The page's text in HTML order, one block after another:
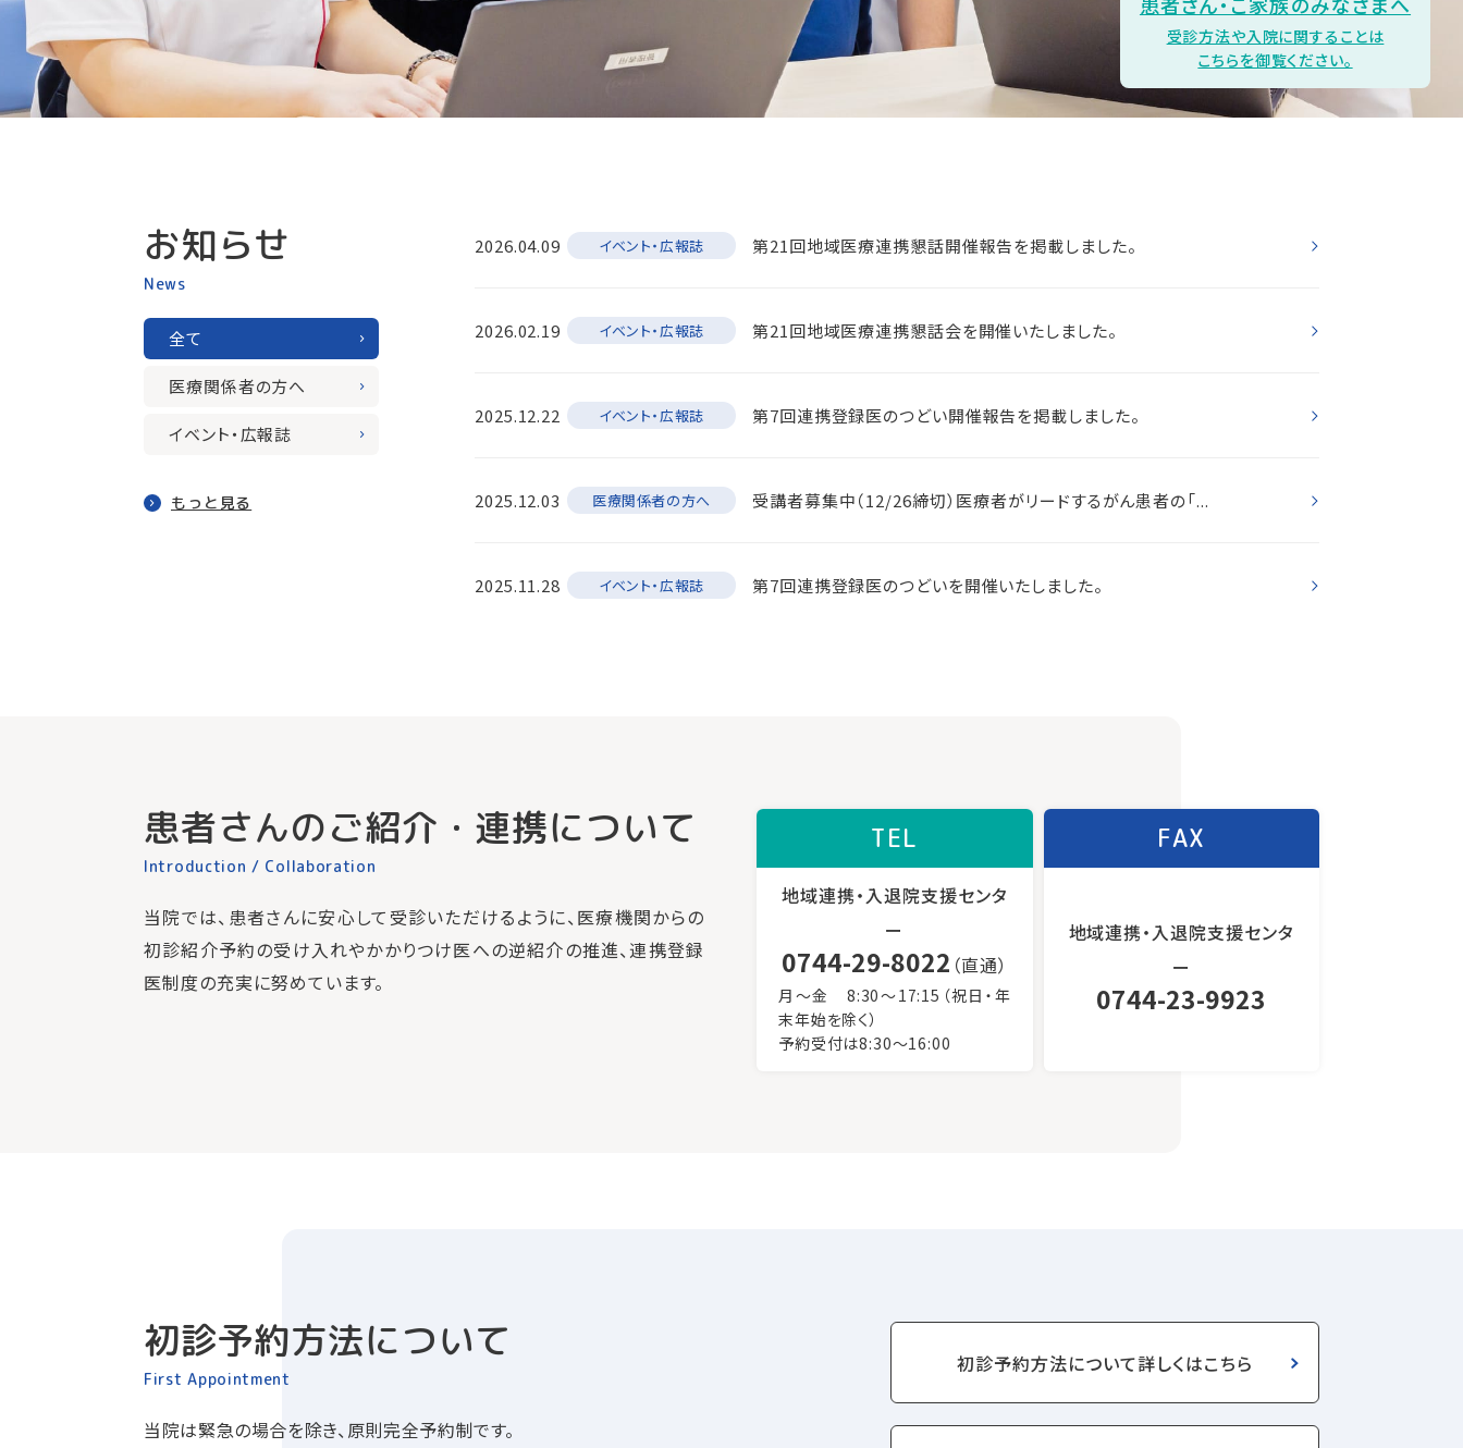
受診方法や入院に関することは
こちらを御覧ください。
お知らせ
News
全て
医療関係者の方へ
イベント・広報誌
もっと見る
2026.04.09 イベント・広報誌 第21回地域医療連携懇話開催報告を掲載しました。
2026.02.19 イベント・広報誌 第21回地域医療連携懇話会を開催いたしました。
2025.12.22 イベント・広報誌 第7回連携登録医のつどい開催報告を掲載しました。
2025.12.03 医療関係者の方へ 受講者募集中（12/26締切）医療者がリードするがん患者の「...
2025.11.28 イベント・広報誌 第7回連携登録医のつどいを開催いたしました。
患者さんのご紹介・連携について
Introduction / Collaboration
当院では、患者さんに安心して受診いただけるように、医療機関からの
初診紹介予約の受け入れやかかりつけ医への逆紹介の推進、連携登録
医制度の充実に努めています。
TEL
地域連携・入退院支援センタ
ー
0744-29-8022 （直通）
月～金 8:30～17:15（祝日・年
末年始を除く）
予約受付は8:30～16:00
FAX
地域連携・入退院支援センタ
ー
0744-23-9923
初診予約方法について
First Appointment
当院は緊急の場合を除き、原則完全予約制です。
初診予約⽅法について詳しくはこちら